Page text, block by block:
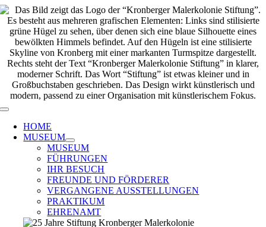
Zum
Inhalt
springen
Toggle
Navigation
HOME
MUSEUM
MUSEUM
FÜHRUNGEN
IHR BESUCH
FREUNDE UND FÖRDERER
VERGANGENE AUSSTELLUNGEN
PRAKTIKUM
EHRENAMT